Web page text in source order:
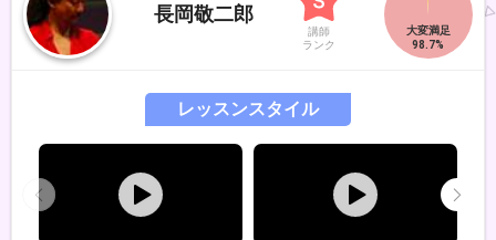
長岡敬二郎
講師
ランク
レッスンスタイル